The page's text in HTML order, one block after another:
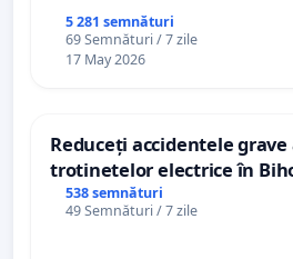
5 281 semnături
69 Semnături / 7 zile
17 May 2026
Reduceți accidentele grave
trotinetelor electrice în
538 semnături
49 Semnături / 7 zile